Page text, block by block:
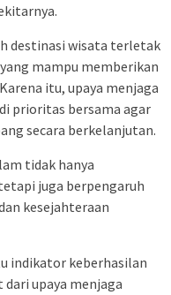
destinasi wisata terletak
mampu memberikan
itu, upaya menjaga
prioritas bersama agar
secara berkelanjutan.
tidak hanya
juga berpengaruh
kesejahteraan
indikator keberhasilan
upaya menjaga